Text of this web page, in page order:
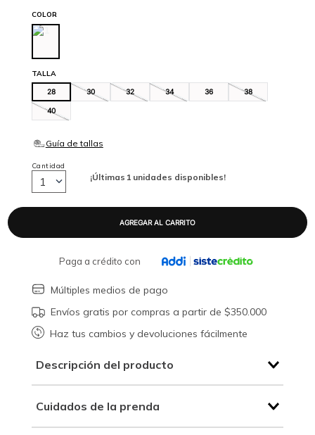
TALLA
28 30 32 34 36 38
40
COLOR
¡Últimas 1 unidades disponibles!
Cantidad
1
Paga a crédito con
Múltiples medios de pago
Envíos gratis por compras a partir de $350.000
Haz tus cambios y devoluciones fácilmente
Descripción del producto
Cuidados de la prenda